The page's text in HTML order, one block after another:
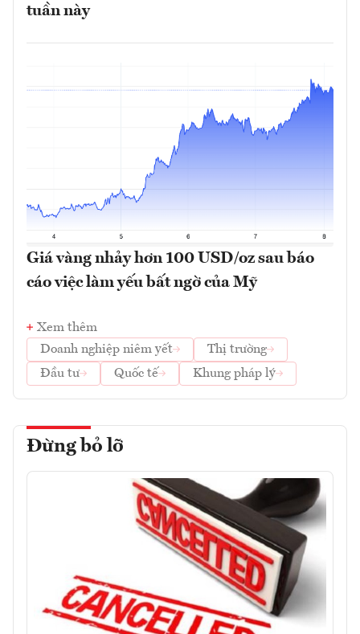
tuần này
Giá vàng nhảy hơn 100 USD/oz sau báo
cáo việc làm yếu bất ngờ của Mỹ
Xem thêm
Doanh nghiệp niêm yết
Thị trường
Đầu tư
Quốc tế Khung pháp lý
Đừng bỏ lỡ